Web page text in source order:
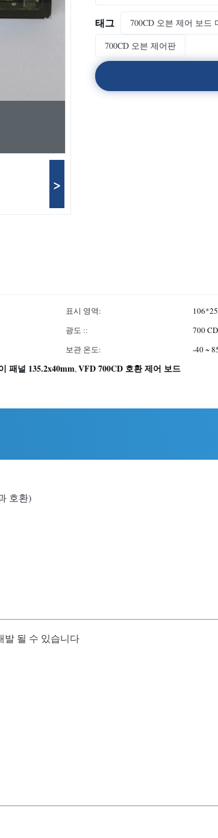
>
태그 700CD 오븐 제어 보드
700CD 오븐 제어판
표시 영역:
광도 ::
700 CD
보관 온도:
-40 ~
패널 135.2x40mm,VFD 700CD 호환 제어 보드
호환)
발 될 수 있습니다